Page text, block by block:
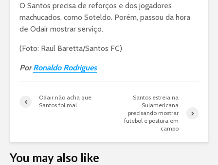
O Santos precisa de reforços e dos jogadores
machucados, como Soteldo. Porém, passou da hora
de Odair mostrar serviço.
(Foto: Raul Baretta/Santos FC)
PorRonaldo Rodrigues
Odair não acha que
Santos foi mal
Santos estreia na
Sulamericana
precisando mostrar
futebol e postura em
campo
You may also like